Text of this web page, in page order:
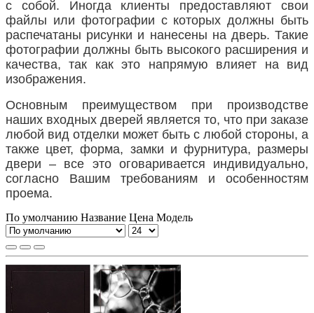
с собой. Иногда клиенты предоставляют свои
файлы или фотографии с которых должны быть
распечатаны рисунки и нанесены на дверь. Такие
фотографии должны быть высокого расширения и
качества, так как это напрямую влияет на вид
изображения.
Основным преимуществом при производстве
наших входных дверей является то, что при заказе
любой вид отделки может быть с любой стороны, а
также цвет, форма, замки и фурнитура, размеры
двери – все это оговаривается индивидуально,
согласно Вашим требованиям и особенностям
проема.
По умолчанию Название Цена Модель